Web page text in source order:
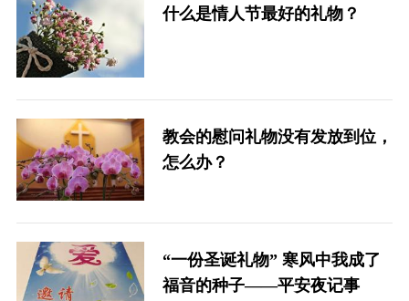
什么是情人节最好的礼物？
教会的慰问礼物没有发放到位，
怎么办？
“一份圣诞礼物” 寒风中我成了
福音的种子——平安夜记事